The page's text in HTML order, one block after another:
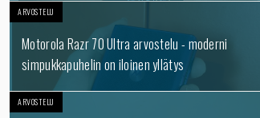
ARVOSTELU
Motorola Razr 70 Ultra arvostelu - moderni
simpukkapuhelin on iloinen yllätys
ARVOSTELU